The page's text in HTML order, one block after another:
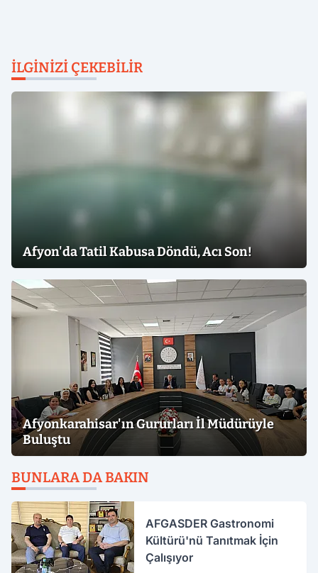
İLGINIZI ÇEKEBILIR
Afyon'da Tatil Kabusa Döndü, Acı Son!
Afyonkarahisar'ın Gururları İl Müdürüyle
Buluştu
BUNLARA DA BAKIN
AFGASDER Gastronomi
Kültürü'nü Tanıtmak İçin
Çalışıyor